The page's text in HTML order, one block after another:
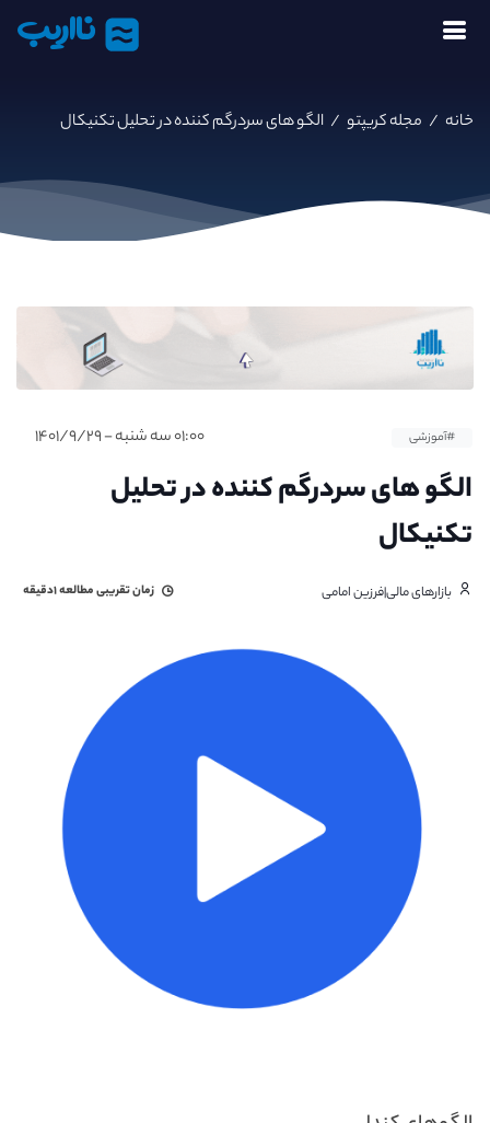
نااریب
خانه / مجله کریپتو / الگو های سردرگم کننده در تحلیل تکنیکال
#آموزشی ۰۱:۰۰ سه شنبه - ۱۴۰۱/۹/۲۹
الگو های سردرگم کننده در تحلیل
تکنیکال
بازارهای مالی|فرزین امامی زمان تقریبی مطالعه۱دقیقه